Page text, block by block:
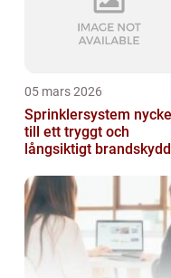
05 mars 2026
Sprinklersystem nyckeln
till ett tryggt och
långsiktigt brandskydd